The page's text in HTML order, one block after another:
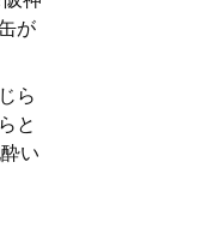
が
ら
と
い